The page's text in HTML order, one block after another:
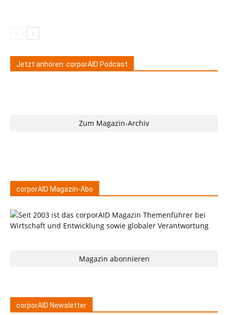
Jetzt anhören: corporAID Podcast
Zum Magazin-Archiv
corporAID Magazin-Abo
Magazin abonnieren
corporAID Newsletter